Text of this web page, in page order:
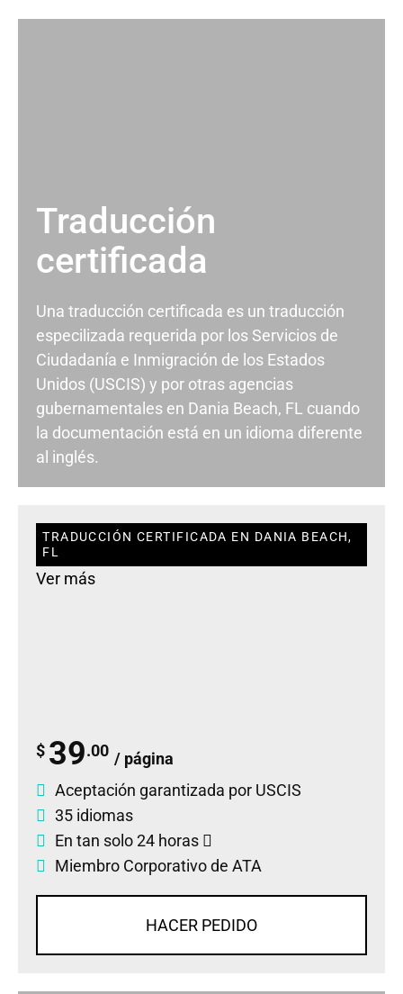
Traducción
certificada
Una traducción certificada es un traducción
especilizada requerida por los Servicios de
Ciudadanía e Inmigración de los Estados
Unidos (USCIS) y por otras agencias
gubernamentales en Dania Beach, FL cuando
la documentación está en un idioma diferente
al inglés.
TRADUCCIÓN CERTIFICADA EN DANIA BEACH,
FL
Ver más
$ 39.00 / página
Aceptación garantizada por USCIS
35 idiomas
En tan solo 24 horas
Miembro Corporativo de ATA
HACER PEDIDO